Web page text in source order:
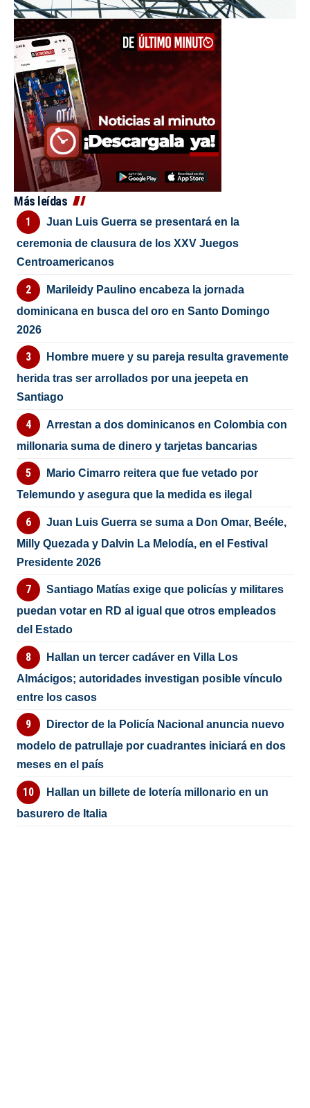
Más leídas
Juan Luis Guerra se presentará en la
ceremonia de clausura de los XXV Juegos
Centroamericanos
Marileidy Paulino encabeza la jornada
dominicana en busca del oro en Santo Domingo
2026
Hombre muere y su pareja resulta gravemente
herida tras ser arrollados por una jeepeta en
Santiago
Arrestan a dos dominicanos en Colombia con
millonaria suma de dinero y tarjetas bancarias
Mario Cimarro reitera que fue vetado por
Telemundo y asegura que la medida es ilegal
Juan Luis Guerra se suma a Don Omar, Beéle,
Milly Quezada y Dalvin La Melodía, en el Festival
Presidente 2026
Santiago Matías exige que policías y militares
puedan votar en RD al igual que otros empleados
del Estado
Hallan un tercer cadáver en Villa Los
Almácigos; autoridades investigan posible vínculo
entre los casos
Director de la Policía Nacional anuncia nuevo
modelo de patrullaje por cuadrantes iniciará en dos
meses en el país
Hallan un billete de lotería millonario en un
basurero de Italia